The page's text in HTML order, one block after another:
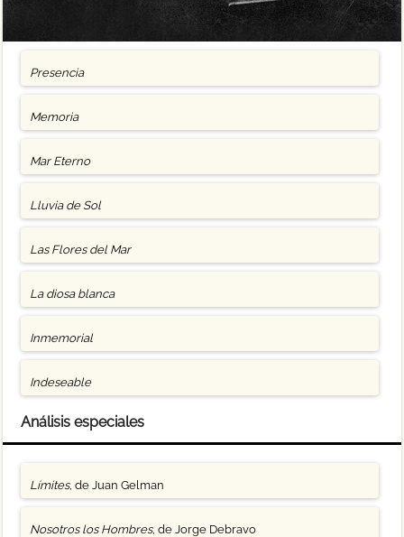
Presencia
Memoria
Mar Eterno
Lluvia de Sol
Las Flores del Mar
La diosa blanca
Inmemorial
Indeseable
Análisis especiales
Límites, de Juan Gelman
Nosotros los Hombres, de Jorge Debravo